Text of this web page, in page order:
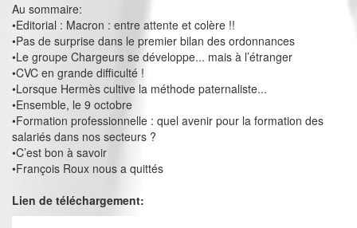
Au sommaire:
•Editorial : Macron : entre attente et colère !!
•Pas de surprise dans le premier bilan des ordonnances
•Le groupe Chargeurs se développe... mais à l’étranger
•CVC en grande difficulté !
•Lorsque Hermès cultive la méthode paternaliste...
•Ensemble, le 9 octobre
•Formation professionnelle : quel avenir pour la formation des
salariés dans nos secteurs ?
•C’est bon à savoir
•François Roux nous a quittés
Lien de téléchargement: